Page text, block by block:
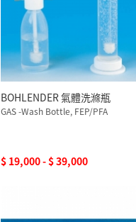
BOHLENDER 氣體洗滌瓶
GAS -Wash Bottle, FEP/PFA
$ 19,000 - $ 39,000